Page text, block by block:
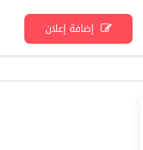
إضافة إعلان